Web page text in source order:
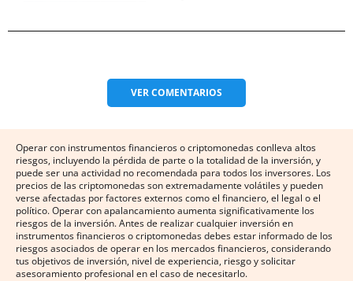
VERCOMENTARIOS
Operar con instrumentos financieros o criptomonedas conlleva altos
riesgos, incluyendo la pérdida de parte o la totalidad de la inversión, y
puede ser una actividad no recomendada para todos los inversores. Los
precios de las criptomonedas son extremadamente volátiles y pueden
verse afectadas por factores externos como el financiero, el legal o el
político. Operar con apalancamiento aumenta significativamente los
riesgos de la inversión. Antes de realizar cualquier inversión en
instrumentos financieros o criptomonedas debes estar informado de los
riesgos asociados de operar en los mercados financieros, considerando
tus objetivos de inversión, nivel de experiencia, riesgo y solicitar
asesoramiento profesional en el caso de necesitarlo.